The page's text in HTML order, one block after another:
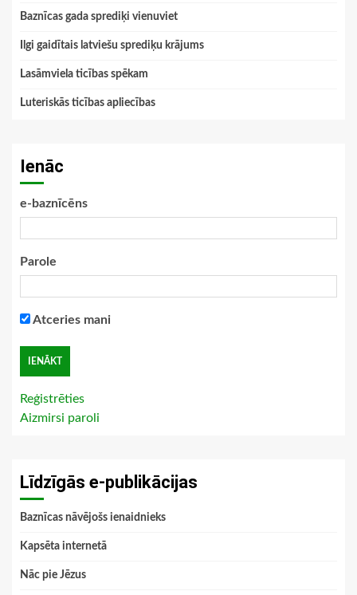
Baznīcas gada sprediķi vienuviet
Ilgi gaidītais latviešu sprediķu krājums
Lasāmviela ticības spēkam
Luteriskās ticības apliecības
Ienāc
e-baznīcēns
Parole
Atceries mani
Reģistrēties
Aizmirsi paroli
Līdzīgās e-publikācijas
Baznīcas nāvējošs ienaidnieks
Kapsēta internetā
Nāc pie Jēzus